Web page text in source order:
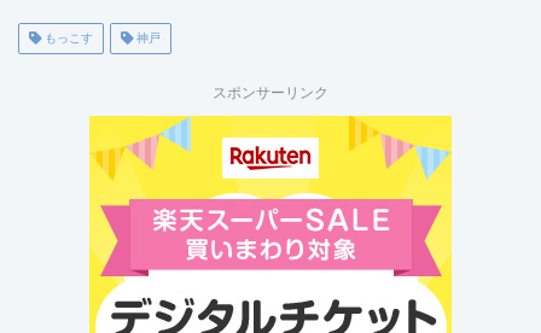
もっこす 神戸
スポンサーリンク